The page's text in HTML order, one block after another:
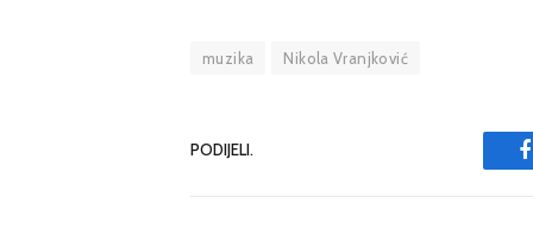
muzika Nikola Vranjković
PODIJELI.